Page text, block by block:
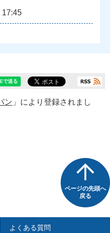
17:45
ン 」により登録されまし
ページの先頭へ
戻る
よくある質問